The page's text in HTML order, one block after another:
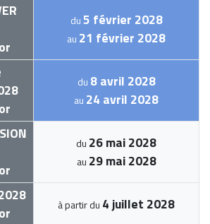
du5 février 2028
au 21 février 2028
du 8 avril 2028
au 24 avril 2028
du 26 mai 2028
au 29 mai 2028
à partir du 4 juillet 2028